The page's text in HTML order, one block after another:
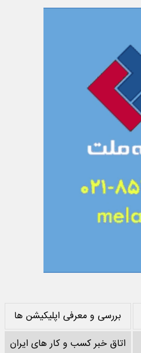
بررسی و معرفی اپلیکیشن ها
اتاق خبر کسب و کار های ایران